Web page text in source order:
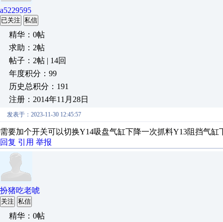
a5229595
已关注 私信
精华：0帖
求助：2帖
帖子：2帖 | 14回
年度积分：99
历史总积分：191
注册：2014年11月28日
发表于：2023-11-30 12:45:57
需要加个开关可以切换Y14吸盘气缸下降一次抓料Y13阻挡气
回复 引用 举报
扮猪吃老唬
关注 私信
精华：0帖